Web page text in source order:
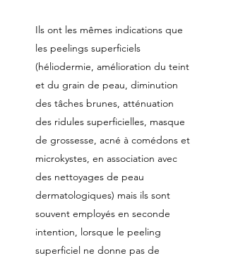
Ils ont les mêmes indications que
les peelings superficiels
(héliodermie, amélioration du teint
et du grain de peau, diminution
des tâches brunes, atténuation
des ridules superficielles, masque
de grossesse, acné à comédons et
microkystes, en association avec
des nettoyages de peau
dermatologiques) mais ils sont
souvent employés en seconde
intention, lorsque le peeling
superficiel ne donne pas de